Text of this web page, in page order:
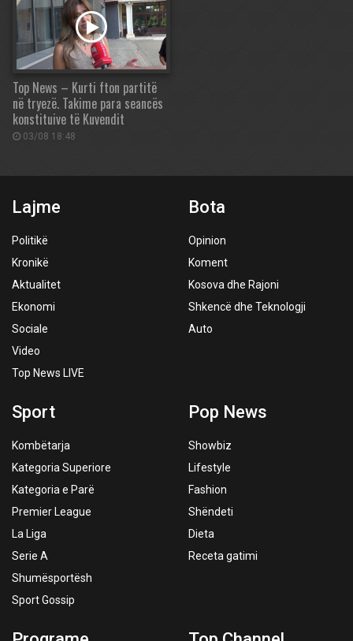
Top News – Kurti fton partitë
në tryezë. Takime para seancës
konstituive të Kuvendit
03/08 18:48
Lajme
Politikë
Kronikë
Aktualitet
Ekonomi
Sociale
Video
Top News LIVE
Bota
Opinion
Koment
Kosova dhe Rajoni
Shkencë dhe Teknologji
Auto
Sport
Kombëtarja
Kategoria Superiore
Kategoria e Parë
Premier League
La Liga
Serie A
Shumësportësh
Sport Gossip
Pop News
Showbiz
Lifestyle
Fashion
Shëndeti
Dieta
Receta gatimi